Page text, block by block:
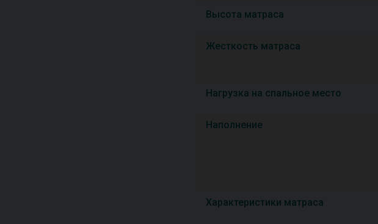
Высота матраса
Жесткость матраса
Нагрузка на спальное место
Наполнение
Характеристики матраса